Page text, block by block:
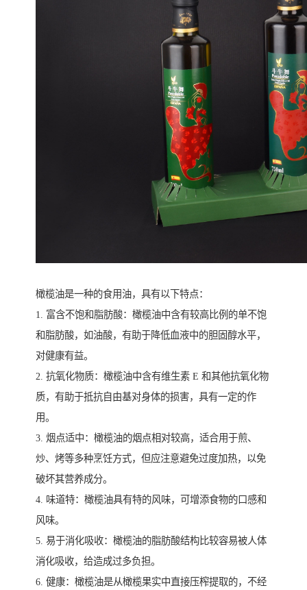
橄榄油是一种的食用油，具有以下特点：
1. 富含不饱和脂肪酸：橄榄油中含有较高比例的单不饱
和脂肪酸，如油酸，有助于降低血液中的胆固醇水平，
对健康有益。
2. 抗氧化物质：橄榄油中含有维生素 E 和其他抗氧化物
质，有助于抵抗自由基对身体的损害，具有一定的作
用。
3. 烟点适中：橄榄油的烟点相对较高，适合用于煎、
炒、烤等多种烹饪方式，但应注意避免过度加热，以免
破坏其营养成分。
4. 味道特：橄榄油具有特的风味，可增添食物的口感和
风味。
5. 易于消化吸收：橄榄油的脂肪酸结构比较容易被人体
消化吸收，给造成过多负担。
6. 健康：橄榄油是从橄榄果实中直接压榨提取的，不经